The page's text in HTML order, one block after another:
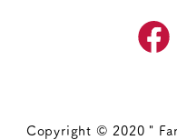
Copyright © 2020 "